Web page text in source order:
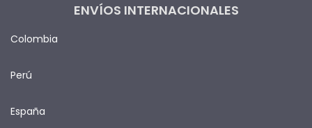
ENVÍOS INTERNACIONALES
Colombia
Perú
España